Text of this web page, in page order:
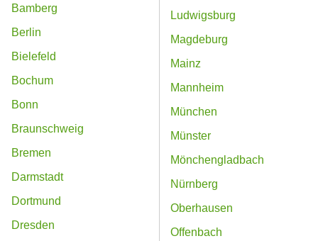
Bamberg
Berlin
Bielefeld
Bochum
Bonn
Braunschweig
Bremen
Darmstadt
Dortmund
Dresden
Ludwigsburg
Magdeburg
Mainz
Mannheim
München
Münster
Mönchengladbach
Nürnberg
Oberhausen
Offenbach